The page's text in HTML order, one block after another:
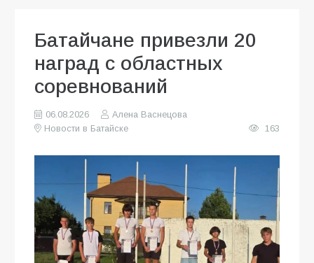
Батайчане привезли 20
наград с областных
соревнований
06.08.2026
Алена Васнецова
Новости в Батайске
163